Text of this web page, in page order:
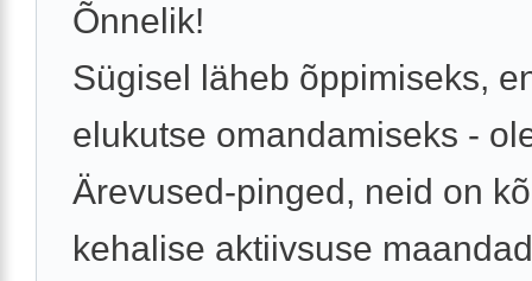
Õnnelik!
Sügisel läheb õppimiseks,
elukutse omandamiseks -
Ärevused-pinged, neid on
kehalise aktiivsuse